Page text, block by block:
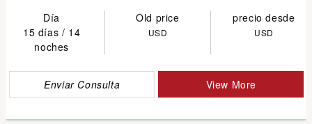
Día
Old price
precio desde
15 días / 14
noches
USD USD
Enviar Consulta View More